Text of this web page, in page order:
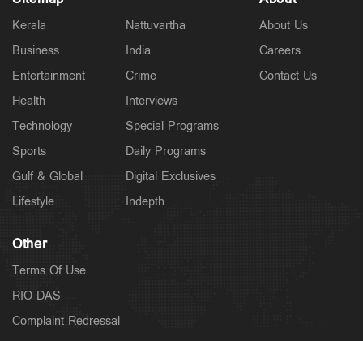
Latest
ജോലി സ്ഥലത്ത്; അര്‍ജുന്‍ ആയങ്കിയുടെ റൂട്ട്മാപ്പ്
ഇങ്ങനെ
Kerala
Business
Entertainment
Health
Technology
Sports
Gulf & Global
Lifestyle
Nattuvartha
India
Crime
Interviews
Special Programs
Daily Programs
Digital Exclusives
Indepth
About Us
Careers
Contact Us
Other
Terms Of Use
RIO DAS
Complaint Redressal